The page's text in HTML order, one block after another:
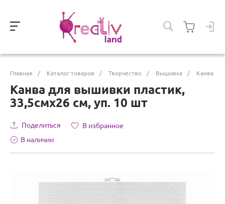
Главная / Каталог товаров / Творчество / Вышивка / Канва
Канва для вышивки пластик,
33,5смх26 см, уп. 10 шт
Поделиться
В избранное
В наличии